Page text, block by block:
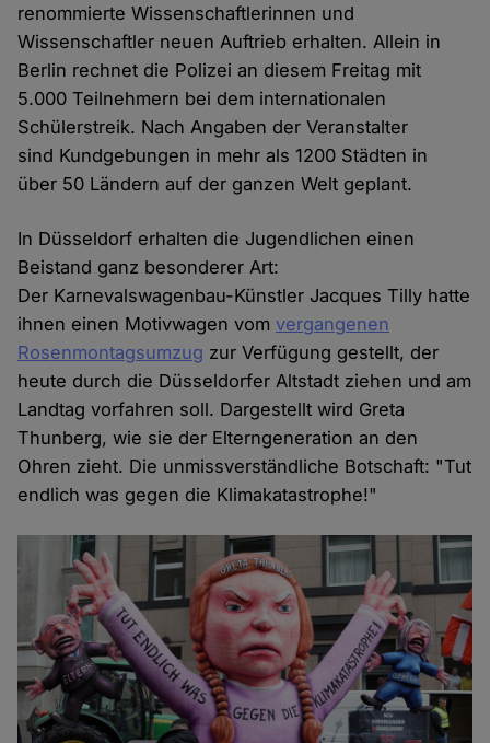
renommierte Wissenschaftlerinnen und
Wissenschaftler neuen Auftrieb erhalten. Allein in
Berlin rechnet die Polizei an diesem Freitag mit
5.000 Teilnehmern bei dem internationalen
Schülerstreik. Nach Angaben der Veranstalter
sind Kundgebungen in mehr als 1200 Städten in
über 50 Ländern auf der ganzen Welt geplant.
In Düsseldorf erhalten die Jugendlichen einen
Beistand ganz besonderer Art:
Der Karnevalswagenbau-Künstler Jacques Tilly hatte
ihnen einen Motivwagen vomvergangenen
Rosenmontagsumzug zur Verfügung gestellt, der
heute durch die Düsseldorfer Altstadt ziehen und am
Landtag vorfahren soll. Dargestellt wird Greta
Thunberg, wie sie der Elterngeneration an den
Ohren zieht. Die unmissverständliche Botschaft: "Tut
endlich was gegen die Klimakatastrophe!"